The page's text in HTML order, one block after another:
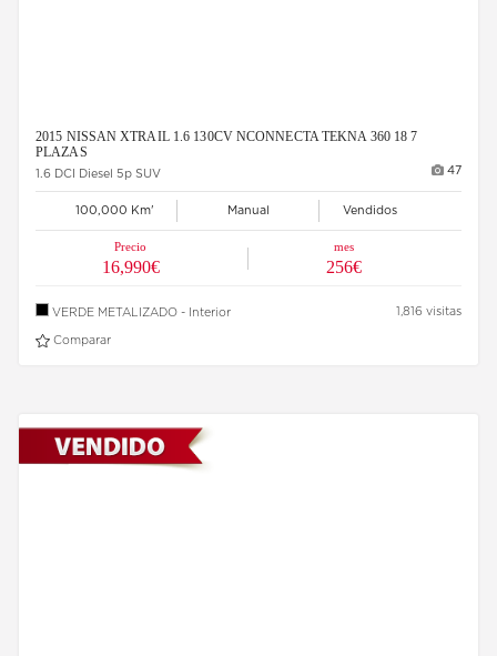
2015 NISSAN XTRAIL 1.6 130CV NCONNECTA TEKNA 360 18 7
PLAZAS
47
1.6 DCI Diesel 5p SUV
100,000 Km' Manual Vendidos
Precio
16,990€
mes
256€
1,816 visitas
VERDE METALIZADO - Interior
Comparar